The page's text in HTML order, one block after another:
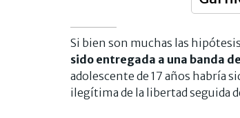
Si bien son muchas las
sido entregada a una banda
adolescente de 17 años habría
ilegítima de la libertad seguida